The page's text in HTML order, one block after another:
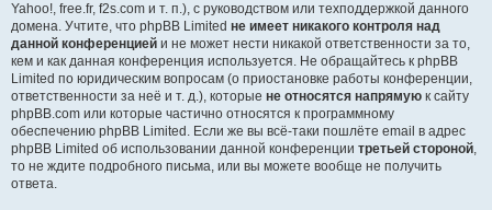
Yahoo!, free.fr, f2s.com и т. п.), с руководством или техподдержкой данного
домена. Учтите, что phpBB Limited не имеет никакого контроля над
данной конференцией и не может нести никакой ответственности за то,
кем и как данная конференция используется. Не обращайтесь к phpBB
Limited по юридическим вопросам (о приостановке работы конференции,
ответственности за неё и т. д.), которые не относятся напрямую к сайту
phpBB.com или которые частично относятся к программному
обеспечению phpBB Limited. Если же вы всё-таки пошлёте email в адрес
phpBB Limited об использовании данной конференции третьей стороной,
то не ждите подробного письма, или вы можете вообще не получить
ответа.